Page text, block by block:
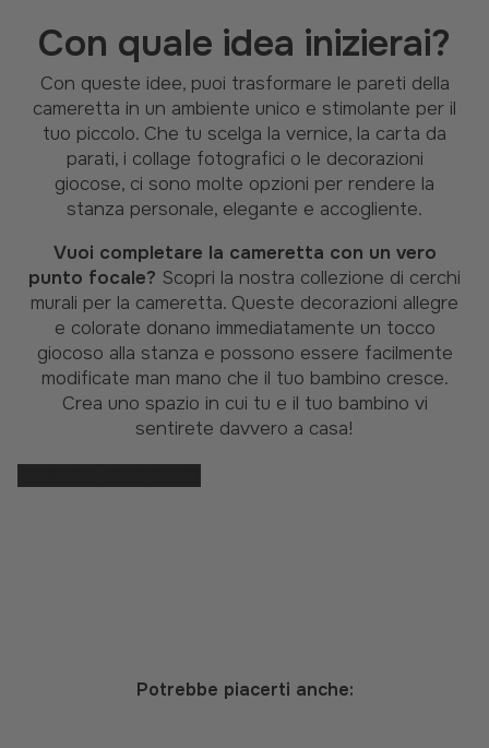
Con quale idea inizierai?
Con queste idee, puoi trasformare le pareti della
cameretta in un ambiente unico e stimolante per il
tuo piccolo. Che tu scelga la vernice, la carta da
parati, i collage fotografici o le decorazioni
giocose, ci sono molte opzioni per rendere la
stanza personale, elegante e accogliente.
Vuoi completare la cameretta con un vero
punto focale? Scopri la nostra collezione di cerchi
murali per la cameretta. Queste decorazioni allegre
e colorate donano immediatamente un tocco
giocoso alla stanza e possono essere facilmente
modificate man mano che il tuo bambino cresce.
Crea uno spazio in cui tu e il tuo bambino vi
sentirete davvero a casa!
Potrebbe piacerti anche: